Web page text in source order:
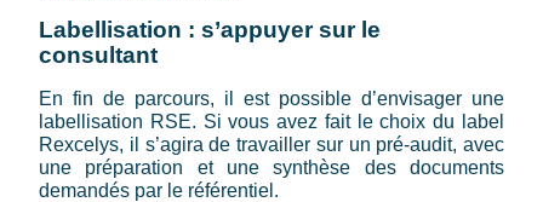
Labellisation : s’appuyer sur le
consultant
En fin de parcours, il est possible d’envisager une
labellisation RSE. Si vous avez fait le choix du label
Rexcelys, il s’agira de travailler sur un pré-audit, avec
une préparation et une synthèse des documents
demandés par le référentiel.